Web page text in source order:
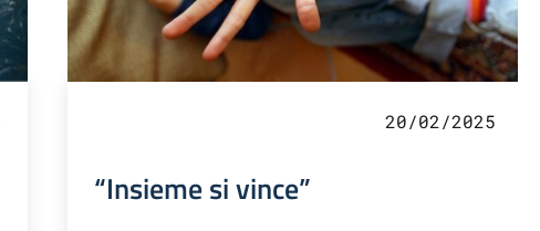
20/02/2025
“Insieme si vince”